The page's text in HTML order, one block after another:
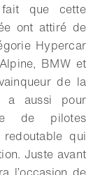
fait que cette
ont attiré de
Hypercar
BMW et
de la
a aussi pour
de pilotes
qui
Juste avant